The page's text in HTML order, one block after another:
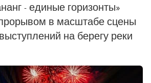
- единые горизонты»
в масштабе сцены
на берегу реки